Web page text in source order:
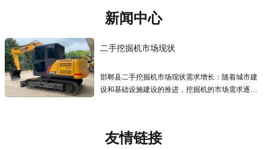
新闻中心
二手挖掘机市场现状
邯郸县二手挖掘机市场现状需求增长：随着城市建
设和基础设施建设的推进，挖掘机的市场需求逐年
友情链接